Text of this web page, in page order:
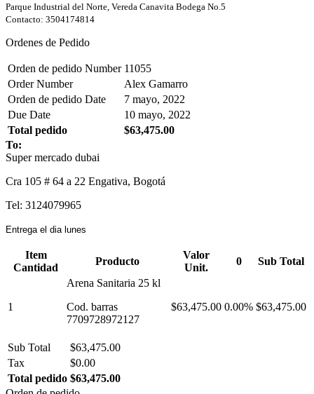
Parque Industrial del Norte, Vereda Canavita Bodega No.5
Contacto: 3504174814
Ordenes de Pedido
Orden de pedido Number 11055
Order Number
Alex Gamarro
Orden de pedido Date
7 mayo, 2022
Due Date
10 mayo, 2022
Total pedido
$63,475.00
To:
Super mercado dubai
Cra 105 # 64 a 22 Engativa, Bogotá
Tel: 3124079965
Entrega el dia lunes
Item
Cantidad
Producto
Valor
Unit.
0 Sub Total
1
Arena Sanitaria 25 kl
Cod. barras
7709728972127
$63,475.00 0.00% $63,475.00
Sub Total
$63,475.00
Tax
$0.00
Total pedido $63,475.00